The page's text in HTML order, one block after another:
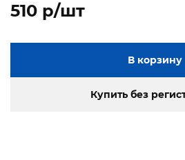
510 p/шт
В корзину
Купить без